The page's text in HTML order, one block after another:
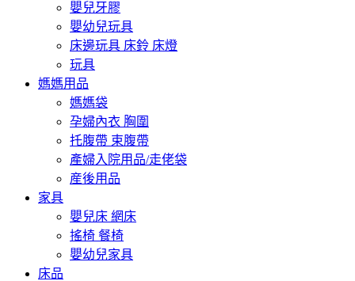
嬰兒牙膠
嬰幼兒玩具
床邊玩具 床鈴 床燈
玩具
媽媽用品
媽媽袋
孕婦內衣 胸圍
托腹帶 束腹帶
產婦入院用品/走佬袋
産後用品
家具
嬰兒床 網床
搖椅 餐椅
嬰幼兒家具
床品